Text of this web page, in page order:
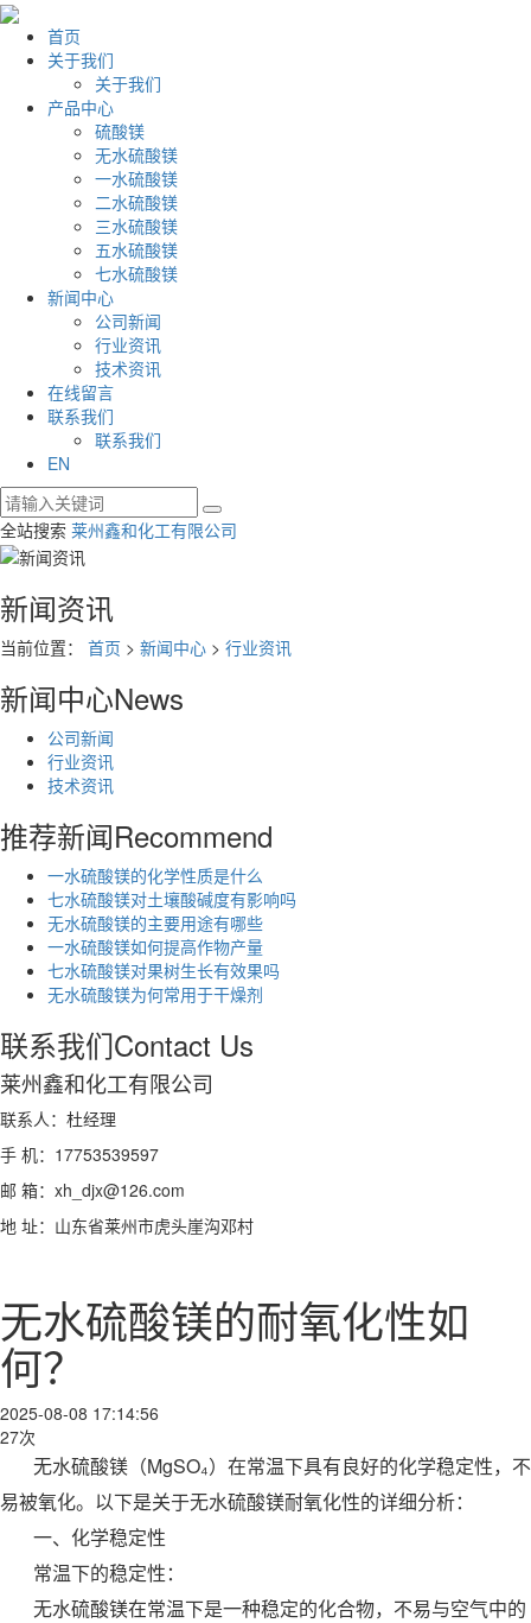
首页
关于我们
关于我们
产品中心
硫酸镁
无水硫酸镁
一水硫酸镁
二水硫酸镁
三水硫酸镁
五水硫酸镁
七水硫酸镁
新闻中心
公司新闻
行业资讯
技术资讯
在线留言
联系我们
联系我们
EN
全站搜索 莱州鑫和化工有限公司
新闻资讯
当前位置： 首页 > 新闻中心 > 行业资讯
新闻中心News
公司新闻
行业资讯
技术资讯
推荐新闻Recommend
一水硫酸镁的化学性质是什么
七水硫酸镁对土壤酸碱度有影响吗
无水硫酸镁的主要用途有哪些
一水硫酸镁如何提高作物产量
七水硫酸镁对果树生长有效果吗
无水硫酸镁为何常用于干燥剂
联系我们Contact Us
莱州鑫和化工有限公司
联系人：杜经理
手 机：17753539597
邮 箱：xh_djx@126.com
地 址：山东省莱州市虎头崖沟邓村
无水硫酸镁的耐氧化性如
何？
2025-08-08 17:14:56
27次
无水硫酸镁（MgSO₄）在常温下具有良好的化学稳定性，不
易被氧化。以下是关于无水硫酸镁耐氧化性的详细分析：
一、化学稳定性
常温下的稳定性：
无水硫酸镁在常温下是一种稳定的化合物，不易与空气中的